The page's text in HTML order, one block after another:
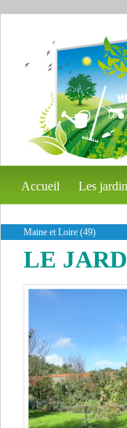
Accueil Les
Maine et Loire (49)
LE